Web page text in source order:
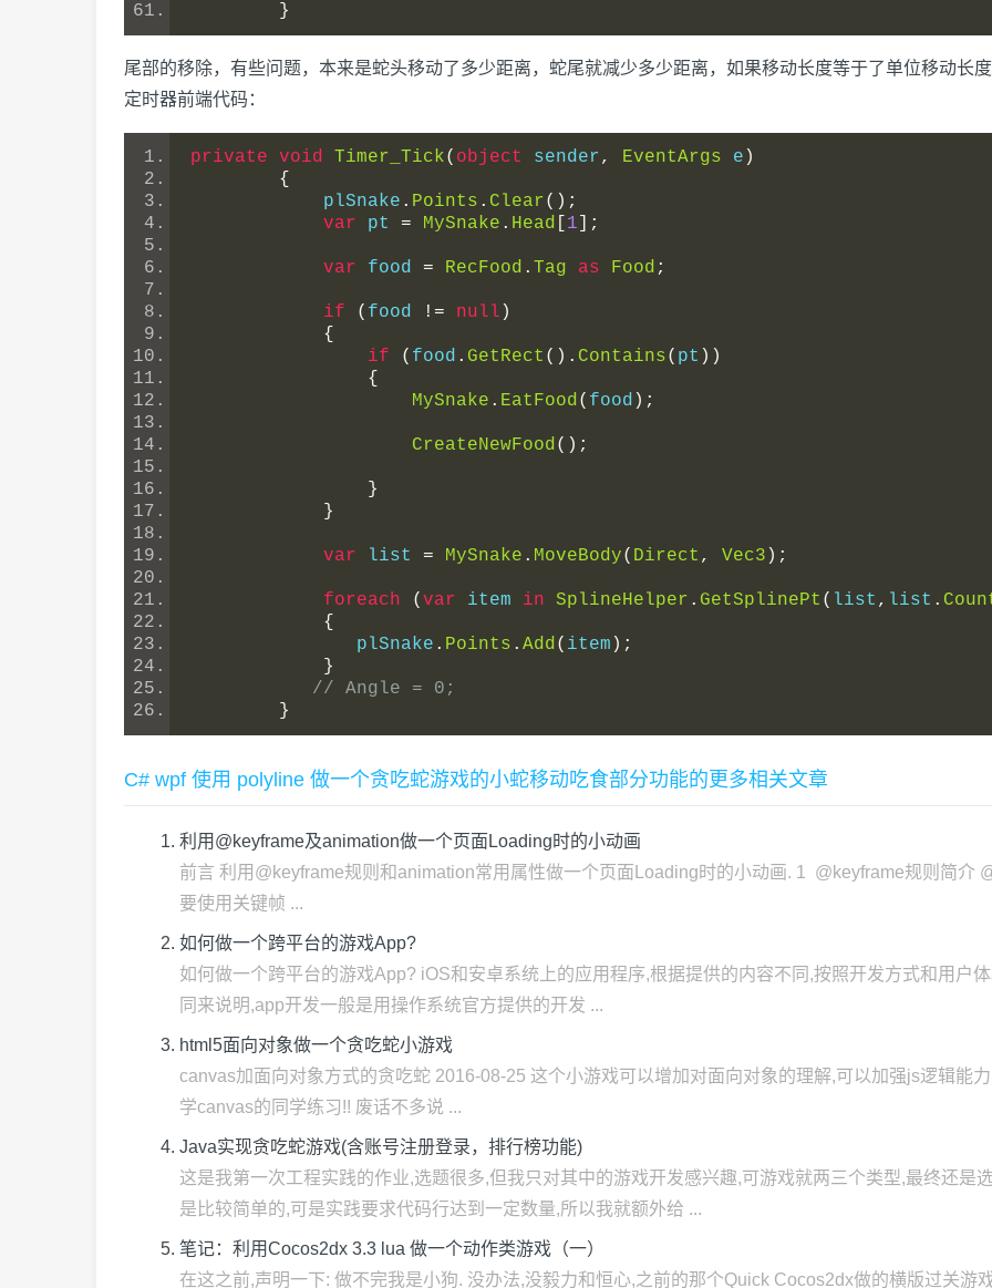
}
尾部的移除，有些问题，本来是蛇头移动了多少距离，蛇尾就减少多少距离，如果移动长度等于了单位移动长
定时器前端代码：
private void Timer_Tick( object sender, EventArgs e )
{
            plSnake
. Points . Clear();
var pt = MySnake . Head 1 ];
var food = RecFood . Tag as Food ;
if ( food != null )
{
if
( food . GetRect (). Contains( pt ))
{
MySnake . EatFood( food );
CreateNewFood();
}
}
var list = MySnake . MoveBody( Direct , Vec3 );
foreach ( var item in SplineHelper . GetSplinePt ( list , list .
{
               plSnake
. Points . Add( item );
}
// Angle = 0;
}
C# wpf 使用 polyline 做一个贪吃蛇游戏的小蛇移动吃食部分功能的更多相关文章
利用@keyframe及animation做一个页面Loading时的小动画
前言 利用@keyframe规则和animation常用属性做一个页面Loading时的小动画. 1 @keyframe规则简介
要使用关键帧 ...
如何做一个跨平台的游戏App?
如何做一个跨平台的游戏App? iOS和安卓系统上的应用程序,根据提供的内容不同,按照开发方式和用户
同来说明,app开发一般是用操作系统官方提供的开发 ...
html5面向对象做一个贪吃蛇小游戏
canvas加面向对象方式的贪吃蛇 2016-08-25 这个小游戏可以增加对面向对象的理解,可以加强js逻辑能
学canvas的同学练习!! 废话不多说 ...
Java实现贪吃蛇游戏(含账号注册登录，排行榜功能)
这是我第一次工程实践的作业,选题很多,但我只对其中的游戏开发感兴趣,可游戏就两三个类型,最终还是
是比较简单的,可是实践要求代码行达到一定数量,所以我就额外给 ...
笔记：利用Cocos2dx 3.3 lua 做一个动作类游戏（一）
在这之前,声明一下: 做不完我是小狗. 没办法,没毅力和恒心,之前的那个Quick Cocos2dx做的横版过关游